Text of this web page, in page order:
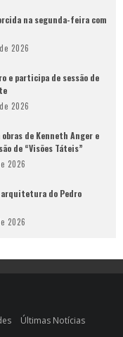
na segunda-feira com
2026
e participa de sessão de
2026
de Kenneth Anger e
de “Visões Táteis”
2026
do Pedro
2026
Últimas Notícias